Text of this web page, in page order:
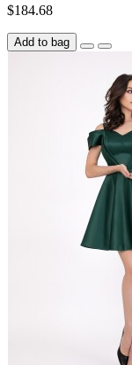
$184.68
Add to bag